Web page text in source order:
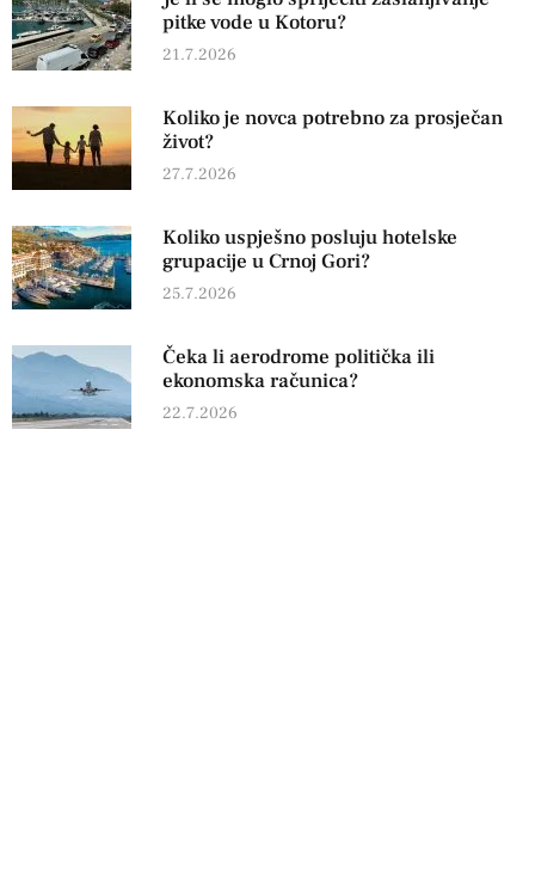
pitke vode u Kotoru?
21.7.2026
Koliko je novca potrebno za prosječan
život?
27.7.2026
Koliko uspješno posluju hotelske
grupacije u Crnoj Gori?
25.7.2026
Čeka li aerodrome politička ili
ekonomska računica?
22.7.2026